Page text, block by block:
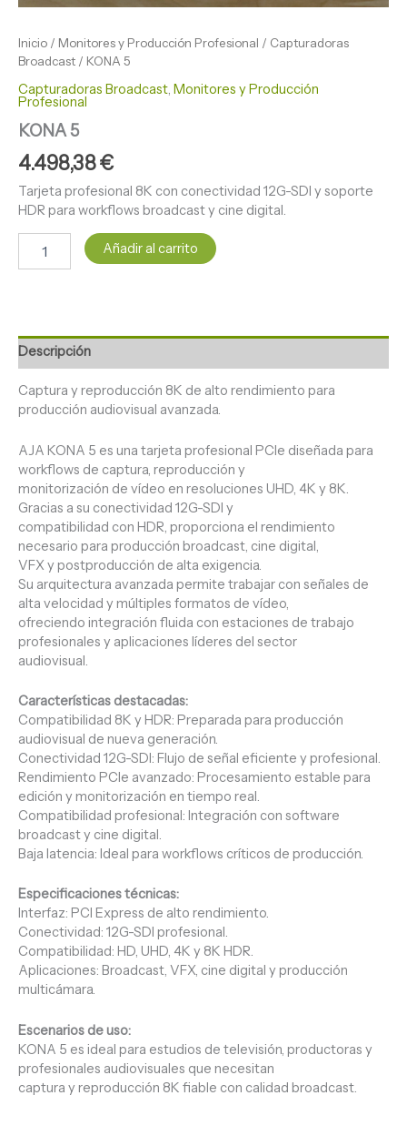
Inicio / Monitores y Producción Profesional / Capturadoras
Broadcast / KONA 5
Capturadoras Broadcast Monitores y Producción
Profesional
KONA 5
4.498,38€
Tarjeta profesional 8K con conectividad 12G-SDI y soporte
HDR para workflows broadcast y cine digital.
Añadir al carrito
Descripción
Captura y reproducción 8K de alto rendimiento para
producción audiovisual avanzada.
AJA KONA 5 es una tarjeta profesional PCIe diseñada para
workflows de captura, reproducción y
monitorización de vídeo en resoluciones UHD, 4K y 8K.
Gracias a su conectividad 12G-SDI y
compatibilidad con HDR, proporciona el rendimiento
necesario para producción broadcast, cine digital,
VFX y postproducción de alta exigencia.
Su arquitectura avanzada permite trabajar con señales de
alta velocidad y múltiples formatos de vídeo,
ofreciendo integración fluida con estaciones de trabajo
profesionales y aplicaciones líderes del sector
audiovisual.
Características destacadas:
Compatibilidad 8K y HDR: Preparada para producción
audiovisual de nueva generación.
Conectividad 12G-SDI: Flujo de señal eficiente y profesional.
Rendimiento PCIe avanzado: Procesamiento estable para
edición y monitorización en tiempo real.
Compatibilidad profesional: Integración con software
broadcast y cine digital.
Baja latencia: Ideal para workflows críticos de producción.
Especificaciones técnicas:
Interfaz: PCI Express de alto rendimiento.
Conectividad: 12G-SDI profesional.
Compatibilidad: HD, UHD, 4K y 8K HDR.
Aplicaciones: Broadcast, VFX, cine digital y producción
multicámara.
Escenarios de uso:
KONA 5 es ideal para estudios de televisión, productoras y
profesionales audiovisuales que necesitan
captura y reproducción 8K fiable con calidad broadcast.